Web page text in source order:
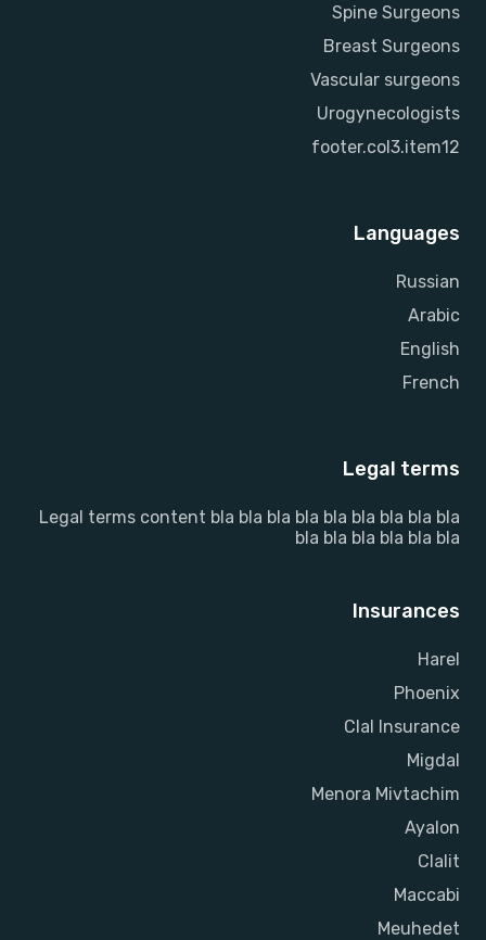
Spine Surgeons
Breast Surgeons
Vascular surgeons
Urogynecologists
footer.col3.item12
Languages
Russian
Arabic
English
French
Legal terms
Legal terms content bla bla bla bla bla bla bla bla bla
bla bla bla bla bla bla
Insurances
Harel
Phoenix
Clal Insurance
Migdal
Menora Mivtachim
Ayalon
Clalit
Maccabi
Meuhedet